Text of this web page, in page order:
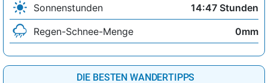
Sonnenstunden
14:47 Stunden
Regen-Schnee-Menge
0mm
DIE BESTEN WANDERTIPPS